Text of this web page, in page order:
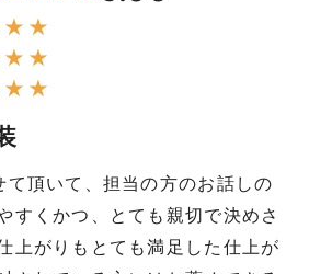
★ ★
★ ★
★ ★
頂いて、担当の方のお話しの
すくかつ、とても親切で決めさ
上がりもとても満足した仕上が